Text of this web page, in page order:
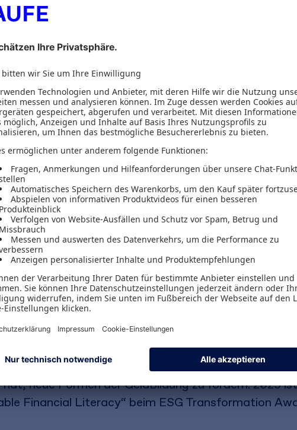
Entscheidungen
eine transformatorische Kraft, die sowohl
verändert unser Denken und Handeln tiefgreifend
Gestaltung unserer Zukunft. Das Buch von Raffaela
aus achtsamen Geldentscheidungen, positiver
man Geld bewusst in den Dienst einer nachhaltigen
Boschert sind Gründer:innen der
neue Formen der GeldBildung zu fördern. 2025
Financial Literacy“ beim ESG Transformation